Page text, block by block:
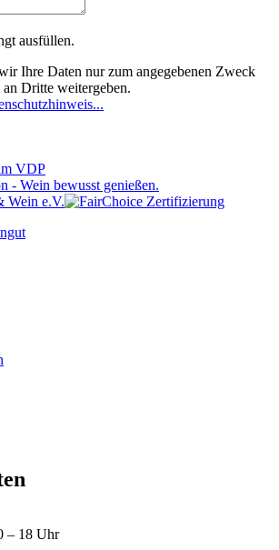
ausfüllen.
Ihre Daten nur zum angegebenen Zweck
Dritte weitergeben.
– 18 Uhr